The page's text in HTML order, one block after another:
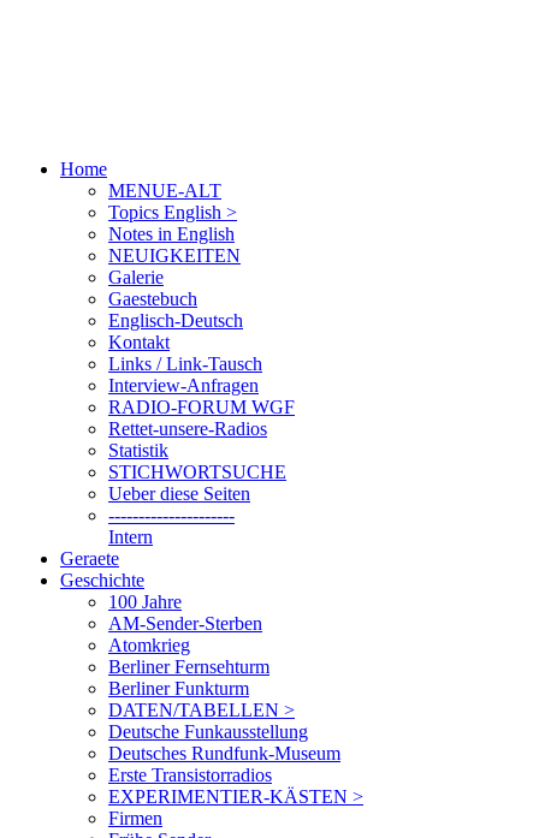
Home
MENUE-ALT
Topics English >
Notes in English
NEUIGKEITEN
Galerie
Gaestebuch
Englisch-Deutsch
Kontakt
Links / Link-Tausch
Interview-Anfragen
RADIO-FORUM WGF
Rettet-unsere-Radios
Statistik
STICHWORTSUCHE
Ueber diese Seiten
---------------------
Intern
Geraete
Geschichte
100 Jahre
AM-Sender-Sterben
Atomkrieg
Berliner Fernsehturm
Berliner Funkturm
DATEN/TABELLEN >
Deutsche Funkausstellung
Deutsches Rundfunk-Museum
Erste Transistorradios
EXPERIMENTIER-KÄSTEN >
Firmen